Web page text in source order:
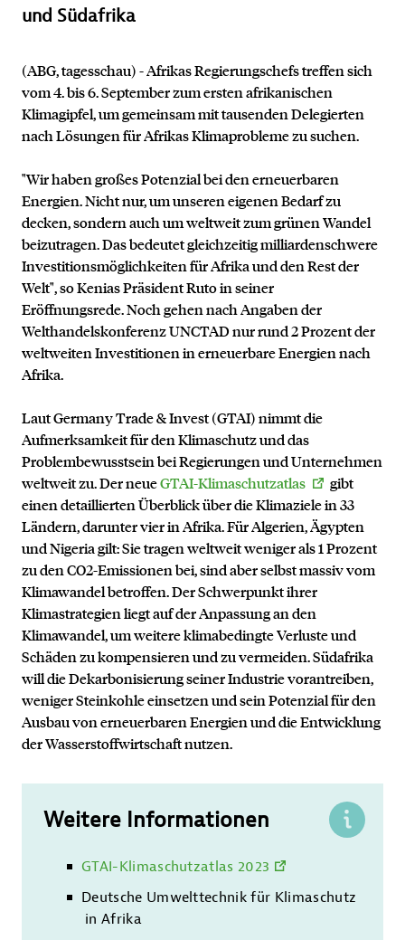
und Südafrika
(ABG, tagesschau) - Afrikas Regierungschefs treffen sich
vom 4. bis 6. September zum ersten afrikanischen
Klimagipfel, um gemeinsam mit tausenden Delegierten
nach Lösungen für Afrikas Klimaprobleme zu suchen.
"Wir haben großes Potenzial bei den erneuerbaren
Energien. Nicht nur, um unseren eigenen Bedarf zu
decken, sondern auch um weltweit zum grünen Wandel
beizutragen. Das bedeutet gleichzeitig milliardenschwere
Investitionsmöglichkeiten für Afrika und den Rest der
Welt", so Kenias Präsident Ruto in seiner
Eröffnungsrede. Noch gehen nach Angaben der
Welthandelskonferenz UNCTAD nur rund 2 Prozent der
weltweiten Investitionen in erneuerbare Energien nach
Afrika.
Laut Germany Trade & Invest (GTAI) nimmt die
Aufmerksamkeit für den Klimaschutz und das
Problembewusstsein bei Regierungen und Unternehmen
weltweit zu. Der neueGTAI-Klimaschutzatlas
gibt
einen detaillierten Überblick über die Klimaziele in 33
Ländern, darunter vier in Afrika. Für Algerien, Ägypten
und Nigeria gilt: Sie tragen weltweit weniger als 1 Prozent
zu den CO2-Emissionen bei, sind aber selbst massiv vom
Klimawandel betroffen. Der Schwerpunkt ihrer
Klimastrategien liegt auf der Anpassung an den
Klimawandel, um weitere klimabedingte Verluste und
Schäden zu kompensieren und zu vermeiden. Südafrika
will die Dekarbonisierung seiner Industrie vorantreiben,
weniger Steinkohle einsetzen und sein Potenzial für den
Ausbau von erneuerbaren Energien und die Entwicklung
der Wasserstoffwirtschaft nutzen.
Weitere Informationen
GTAI-Klimaschutzatlas 2023
Deutsche Umwelttechnik für Klimaschutz
in Afrika
Kontakt